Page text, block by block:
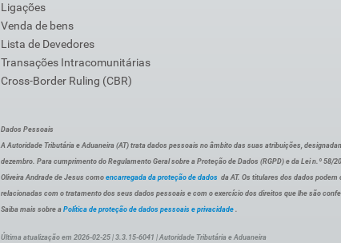
Ligações
Venda de bens
Lista de Devedores
Transações Intracomunitárias
Cross-Border Ruling (CBR)
Dados Pessoais
A Autoridade Tributária e Aduaneira (AT) trata dados pessoais no âmbito das suas atribuições,
dezembro. Para cumprimento do Regulamento Geral sobre a Proteção de Dados (RGPD) e da Lei n.º
Oliveira Andrade de Jesus como encarregada da proteção de dados da AT. Os titulares dos dados
relacionadas com o tratamento dos seus dados pessoais e com o exercício dos direitos que lhe são
Saiba mais sobre a Política de proteção de dados pessoais e privacidade .
Última atualização em 2026-02-25 | 3.3.15-6041 | Autoridade Tributária e Aduaneira